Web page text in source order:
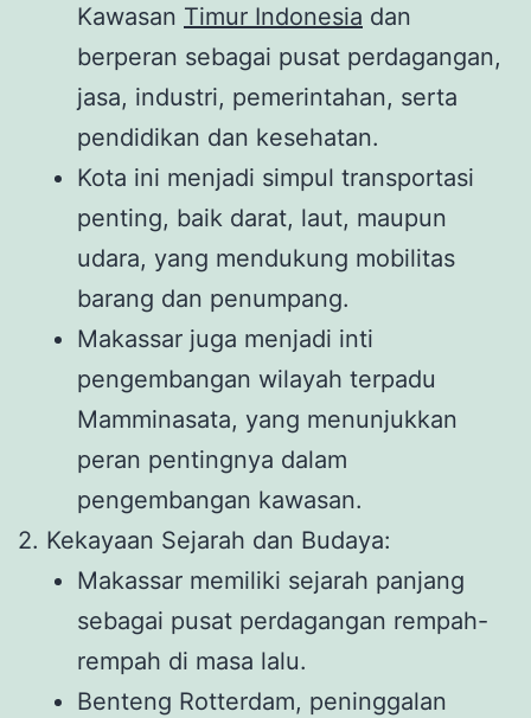
Kawasan Timur Indonesia dan
berperan sebagai pusat perdagangan,
jasa, industri, pemerintahan, serta
pendidikan dan kesehatan.
Kota ini menjadi simpul transportasi
penting, baik darat, laut, maupun
udara, yang mendukung mobilitas
barang dan penumpang.
Makassar juga menjadi inti
pengembangan wilayah terpadu
Mamminasata, yang menunjukkan
peran pentingnya dalam
pengembangan kawasan.
2. Kekayaan Sejarah dan Budaya:
Makassar memiliki sejarah panjang
sebagai pusat perdagangan rempah-
rempah di masa lalu.
Benteng Rotterdam, peninggalan